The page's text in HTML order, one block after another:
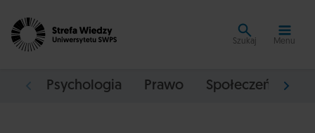
Szukaj Menu
Psychologia Prawo Społeczeństwo